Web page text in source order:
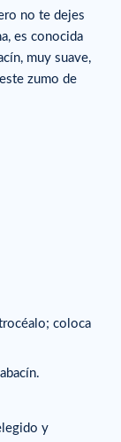
no te dejes
es conocida
muy suave,
zumo de
coloca
y